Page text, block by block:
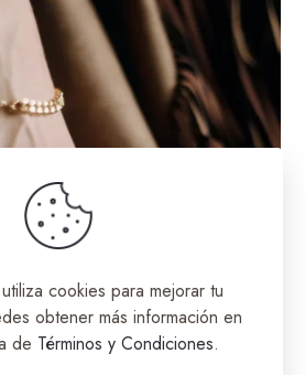
cookies para mejorar tu
obtener más información en
de Términos y Condiciones.